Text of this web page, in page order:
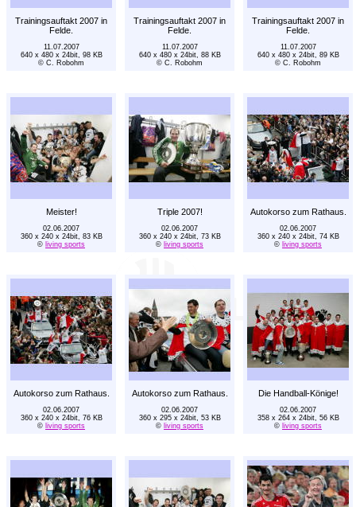
Trainingsauftakt 2007 in
Felde.
Trainingsauftakt 2007 in
Felde.
Trainingsauftakt 2007 in
Felde.
11.07.2007
640 x 480 x 24bit, 98 KB
© C. Robohm
11.07.2007
640 x 480 x 24bit, 88 KB
© C. Robohm
11.07.2007
640 x 480 x 24bit, 89 KB
© C. Robohm
Meister! Triple 2007! Autokorso zum Rathaus.
02.06.2007
360 x 240 x 24bit, 83 KB
© living sports
02.06.2007
360 x 240 x 24bit, 73 KB
© living sports
02.06.2007
360 x 240 x 24bit, 74 KB
© living sports
Autokorso zum Rathaus. Autokorso zum Rathaus. Die Handball-Könige!
02.06.2007
360 x 240 x 24bit, 76 KB
© living sports
02.06.2007
360 x 295 x 24bit, 53 KB
© living sports
02.06.2007
358 x 264 x 24bit, 56 KB
© living sports